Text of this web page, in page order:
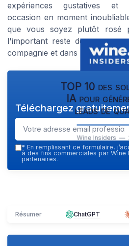
expériences gustatives et
occasion en moment
que vous soyez plutôt rosé
l'important reste de savourer
compagnie et dans la bonne
TOP 10 des
IA pour
leads de
Wine Insiders —
Téléchargez
* En remplissant ce formulaire,
à des fins commerciales par Wine
partenaires.
Résumer ChatGPT